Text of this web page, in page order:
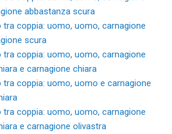
abbastanza scura
tra coppia: uomo, uomo, carnagione
scura
tra coppia: uomo, uomo, carnagione
e carnagione chiara
tra coppia: uomo, uomo e carnagione
tra coppia: uomo, uomo, carnagione
e carnagione olivastra